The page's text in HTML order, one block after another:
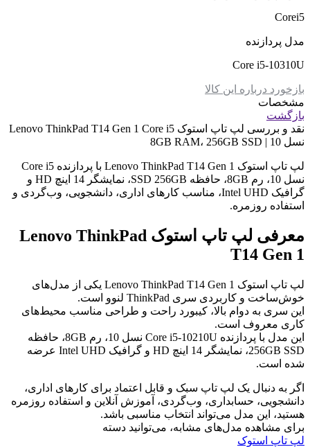
Corei5
مدل پردازنده
Core i5-10310U
بازخورد درباره این کالا
مشخصات
بازگشت
نقد و بررسی
لپ تاپ استوک Lenovo ThinkPad T14 Gen 1 Core i5
نسل 10 | 8GB RAM، 256GB SSD
لپ تاپ استوک Lenovo ThinkPad T14 Gen 1 با پردازنده Core i5
نسل 10، رم 8GB، حافظه SSD 256GB، نمایشگر 14 اینچ HD و
گرافیک Intel UHD، مناسب کارهای اداری، دانشجویی، وب‌گردی و
استفاده روزمره.
معرفی لپ تاپ استوک Lenovo ThinkPad
T14 Gen 1
لپ تاپ استوک Lenovo ThinkPad T14 Gen 1 یکی از مدل‌های
خوش‌ساخت و کاربردی سری ThinkPad لنوو است.
این سری به دوام بالا، کیبورد راحت و طراحی مناسب محیط‌های
کاری معروف است.
این مدل با پردازنده Core i5-10210U نسل 10، رم 8GB، حافظه
256GB SSD، نمایشگر 14 اینچ HD و گرافیک Intel UHD عرضه
شده است.
اگر به دنبال یک لپ تاپ سبک و قابل اعتماد برای کارهای اداری،
دانشجویی، حسابداری، وب‌گردی، آموزش آنلاین و استفاده روزمره
هستید، این مدل می‌تواند انتخاب مناسبی باشد.
برای مشاهده مدل‌های مشابه، می‌توانید دسته
لپ تاپ استوک